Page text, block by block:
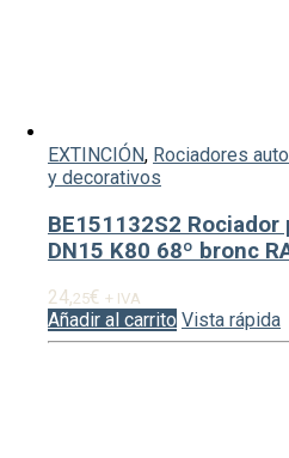
EXTINCIÓN, Rociadores
y decorativos
BE151132S2 Rociador
DN15 K80 68º bronc
24,25€ + IVA
Añadir al carrito Vista rápida